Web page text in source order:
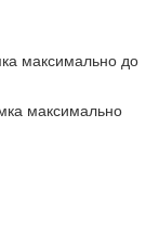
максимально до
максимально